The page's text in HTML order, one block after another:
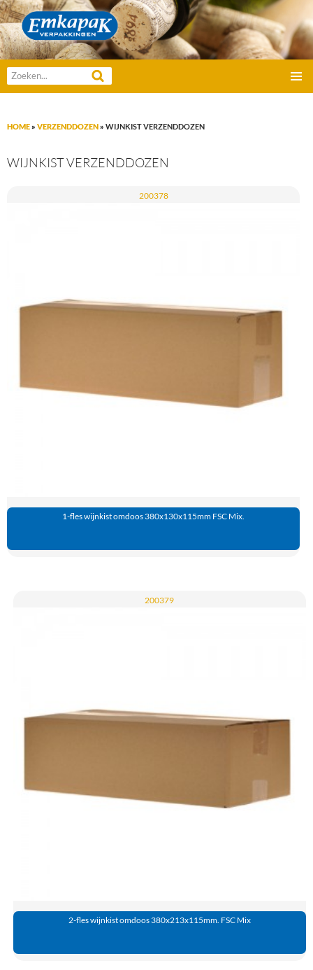
Emkapak Verpakkingen B.V.
Zoeken
naar:
GA
INHOUD
HOME» VERZENDDOZEN» WIJNKIST VERZENDDOZEN
WIJNKIST VERZENDDOZEN
200378
1-fles wijnkist omdoos 380x130x115mm FSC Mix.
200379
2-fles wijnkist omdoos 380x213x115mm. FSC Mix